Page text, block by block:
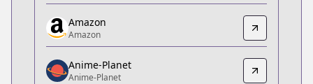
https://mangadex.org/title/fa85b2aa-370c-41c5-
Amazon
Amazon
https://www.amazon.co.jp/dp/B075712LX3
Anime-Planet
Amazon
Amazon
Anime-Planet
Anime-Planet